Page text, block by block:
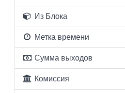
Из Блока
Метка времени
Сумма выходов
Комиссия